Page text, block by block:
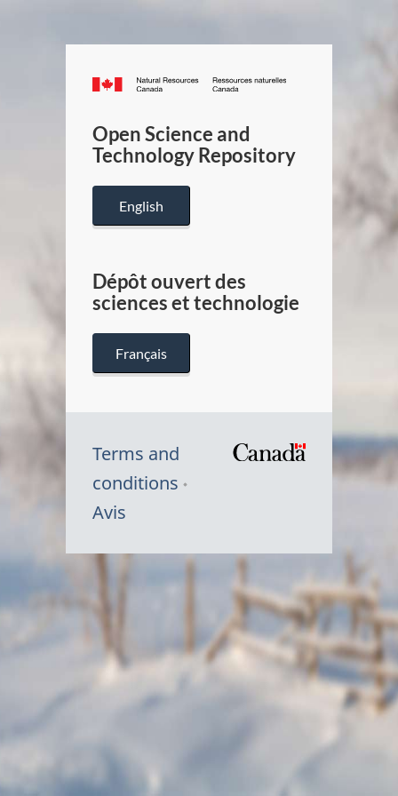
Canada.ca
/
Canada
Open Science and
Technology Repository
English
Dépôt ouvert des
sciences et technologie
Français
Terms and
conditions
Avis
Symbole
Canada